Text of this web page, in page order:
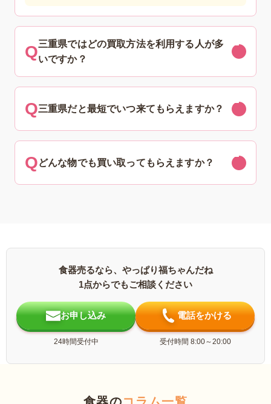
三重県ではどの買取方法を利用する人が多
いですか？
三重県だと最短でいつ来てもらえますか？
どんな物でも買い取ってもらえますか？
食器売るなら、やっぱり福ちゃんだね
1点からでもご相談ください
お申し込み
24時間受付中
電話をかける
受付時間 8:00～20:00